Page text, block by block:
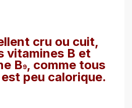
cru ou cuit,
vitamines B et
B9, comme tous
peu calorique.